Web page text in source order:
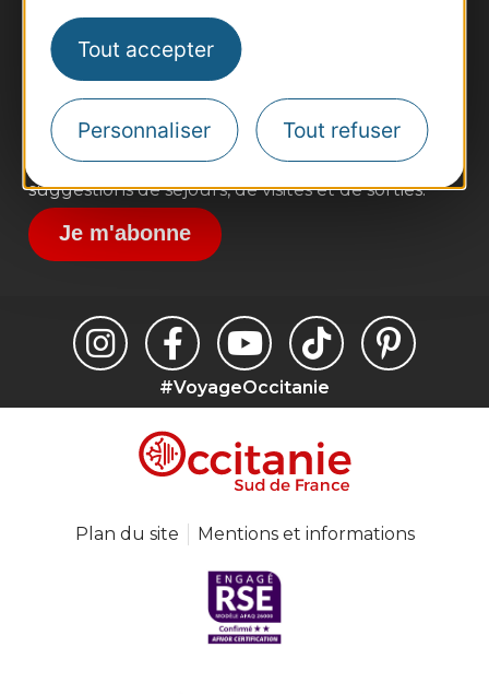
Tout accepter
Personnaliser Tout refuser
Pros d'Occitanie
Site presse et d'influence
Voyagistes
Destination Sport
Inscrivez-vous à la lettre d'information
Destination Occitanie pour recevoir des
suggestions de séjours, de visites et de sorties.
Je m'abonne
#VoyageOccitanie
Plan du site Mentions et informations